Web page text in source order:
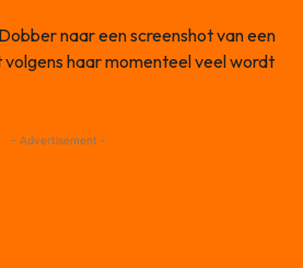
naar een screenshot van een
haar momenteel veel wordt
- Advertisement -